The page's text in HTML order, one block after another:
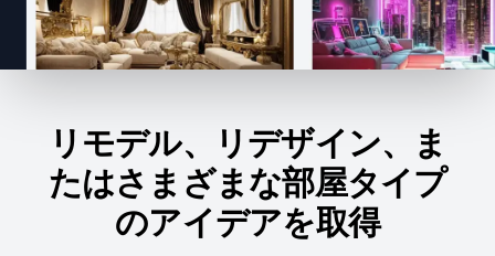
リモデル、リデザイン、ま
たはさまざまな部屋タイプ
のアイデアを取得